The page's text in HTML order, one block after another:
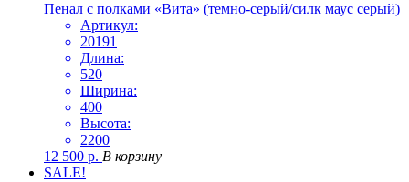
Пенал с полками «Вита» (темно-серый/силк маус серый)
Артикул:
20191
Длина:
520
Ширина:
400
Высота:
2200
12 500 р. В корзину
SALE!